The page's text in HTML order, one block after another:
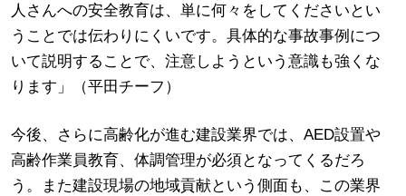
人さんへの安全教育は、単に何々をしてくださいとい
うことでは伝わりにくいです。具体的な事故事例につ
いて説明することで、注意しようという意識も強くな
ります」（平田チーフ）
今後、さらに高齢化が進む建設業界では、AED設置や
高齢作業員教育、体調管理が必須となってくるだろ
う。また建設現場の地域貢献という側面も、この業界